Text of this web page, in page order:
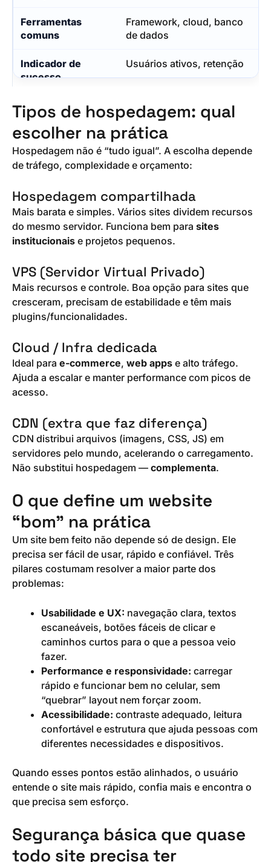
Framework, cloud, banco
de dados
Usuários ativos, retenção
Tipos de hospedagem: qual
escolher na prática
Hospedagem não é “tudo igual”. A escolha depende
de tráfego, complexidade e orçamento:
Hospedagem compartilhada
Mais barata e simples. Vários sites dividem recursos
do mesmo servidor. Funciona bem para sites
institucionais e projetos pequenos.
VPS (Servidor Virtual Privado)
Mais recursos e controle. Boa opção para sites que
cresceram, precisam de estabilidade e têm mais
plugins/funcionalidades.
Cloud / Infra dedicada
Ideal para e-commerce, web apps e alto tráfego.
Ajuda a escalar e manter performance com picos de
acesso.
CDN (extra que faz diferença)
CDN distribui arquivos (imagens, CSS, JS) em
servidores pelo mundo, acelerando o carregamento.
Não substitui hospedagem — complementa.
O que define um website
“bom” na prática
Um site bem feito não depende só de design. Ele
precisa ser fácil de usar, rápido e confiável. Três
pilares costumam resolver a maior parte dos
problemas:
Usabilidade e UX: navegação clara, textos
escaneáveis, botões fáceis de clicar e
caminhos curtos para o que a pessoa veio
fazer.
Performance e responsividade: carregar
rápido e funcionar bem no celular, sem
“quebrar” layout nem forçar zoom.
Acessibilidade: contraste adequado, leitura
confortável e estrutura que ajuda pessoas com
diferentes necessidades e dispositivos.
Quando esses pontos estão alinhados, o usuário
entende o site mais rápido, confia mais e encontra o
que precisa sem esforço.
Segurança básica que quase
todo site precisa ter